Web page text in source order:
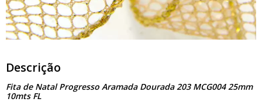
Descrição
Fita de Natal Progresso Aramada Dourada 203 MCG004 25mm
10mts FL